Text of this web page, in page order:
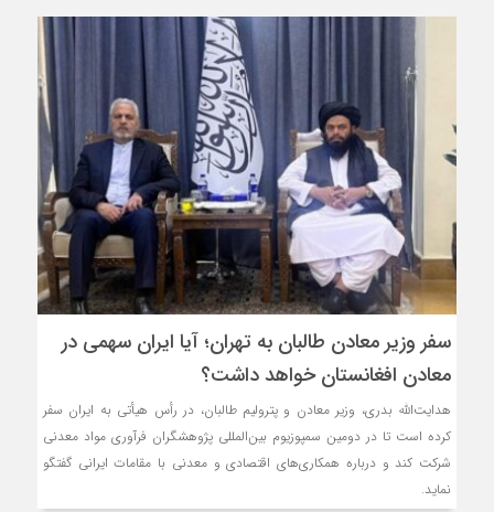
سفر وزیر معادن طالبان به تهران؛ آیا ایران سهمی در
معادن افغانستان خواهد داشت؟
هدایت‌الله بدری، وزیر معادن و پترولیم طالبان، در رأس هیأتی به ایران سفر
کرده است تا در دومین سمپوزیوم بین‌المللی پژوهشگران فرآوری مواد معدنی
شرکت کند و درباره همکاری‌های اقتصادی و معدنی با مقامات ایرانی گفتگو
نماید.